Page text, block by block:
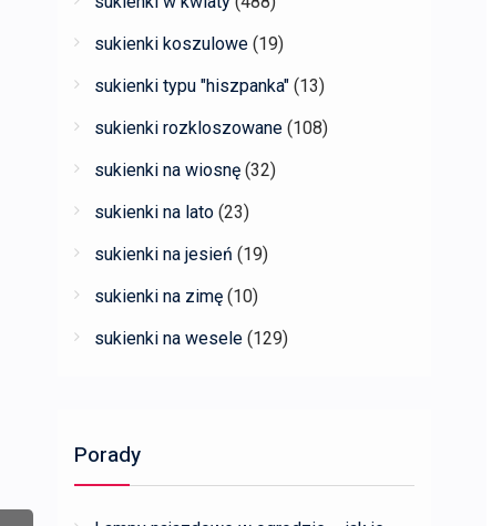
sukienki koszulowe (19)
sukienki typu "hiszpanka" (13)
sukienki rozkloszowane (108)
sukienki na wiosnę (32)
sukienki na lato (23)
sukienki na jesień (19)
sukienki na zimę (10)
sukienki na wesele (129)
Porady